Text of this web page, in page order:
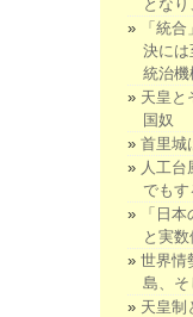
とな
「統
決には
統治機
天皇と
国奴
首里城
人工
でもす
「日
と実数
世界情
島、そ
天皇制